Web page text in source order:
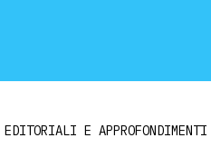
EDITORIALI E APPROFONDIMENTI